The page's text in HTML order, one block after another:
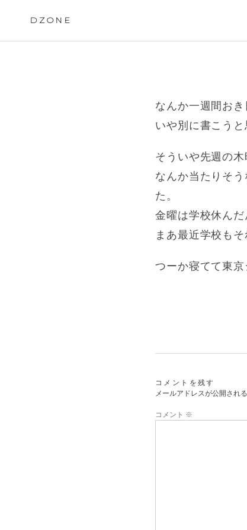
DZONE
なんか一週間おき
いや別に書こう
そういや先週の
なんか当たりそ
た。
金曜は学校休んだ
まあ最近学校も
つーか寝てて東
コメントを残す
メールアドレスが公開され
コメント ※